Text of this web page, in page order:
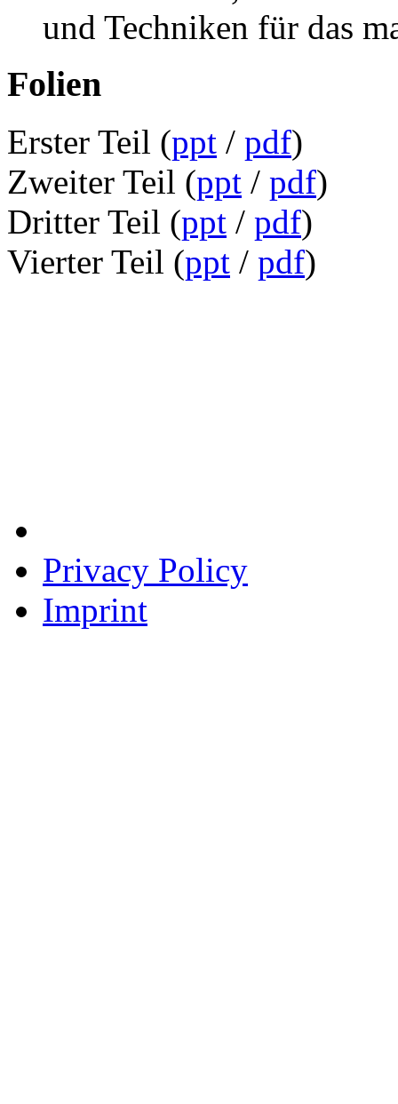
und Techniken für das
Folien
Erster Teil (ppt / pdf)
Zweiter Teil (ppt / pdf)
Dritter Teil (ppt / pdf)
Vierter Teil (ppt / pdf)
Privacy Policy
Imprint